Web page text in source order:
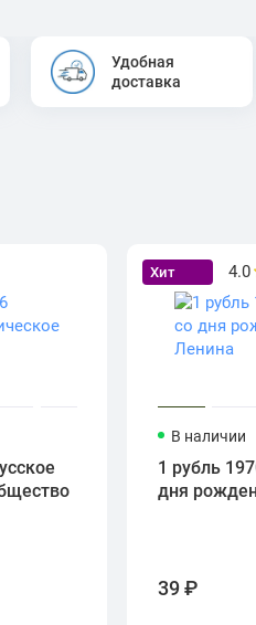
Удобная
доставка
Хит 4.0
В наличии
1 рубль
дня
39 ₽